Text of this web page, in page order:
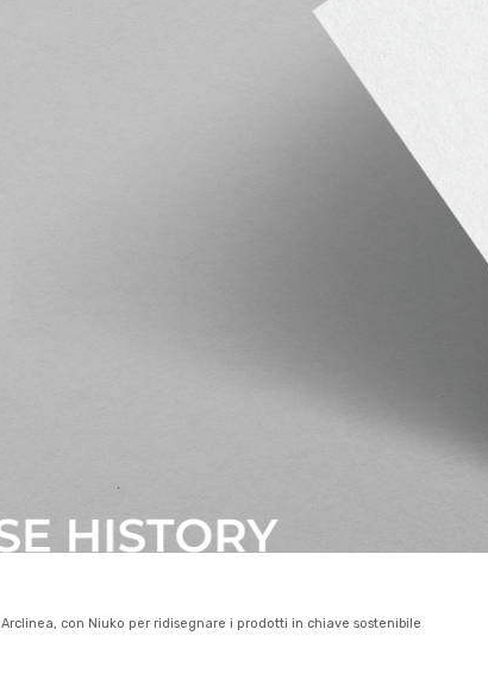
Arclinea, con Niuko per ridisegnare i prodotti in chiave sostenibile